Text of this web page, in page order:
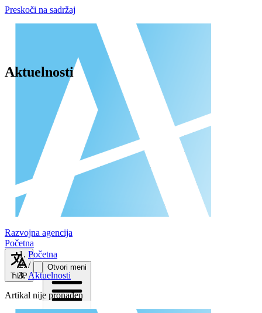
Preskoči na sadržaj
Razvojna agencija
Početna
ЋИР
Otvori meni
Aktuelnosti
Početna
/
Aktuelnosti
Artikal nije pronađen